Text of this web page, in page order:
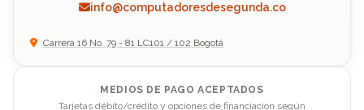
info@computadoresdesegunda.co
Carrera 16 No. 79 - 81 LC101 / 102 Bogotá
MEDIOS DE PAGO ACEPTADOS
Tarjetas débito/crédito y opciones de financiación según